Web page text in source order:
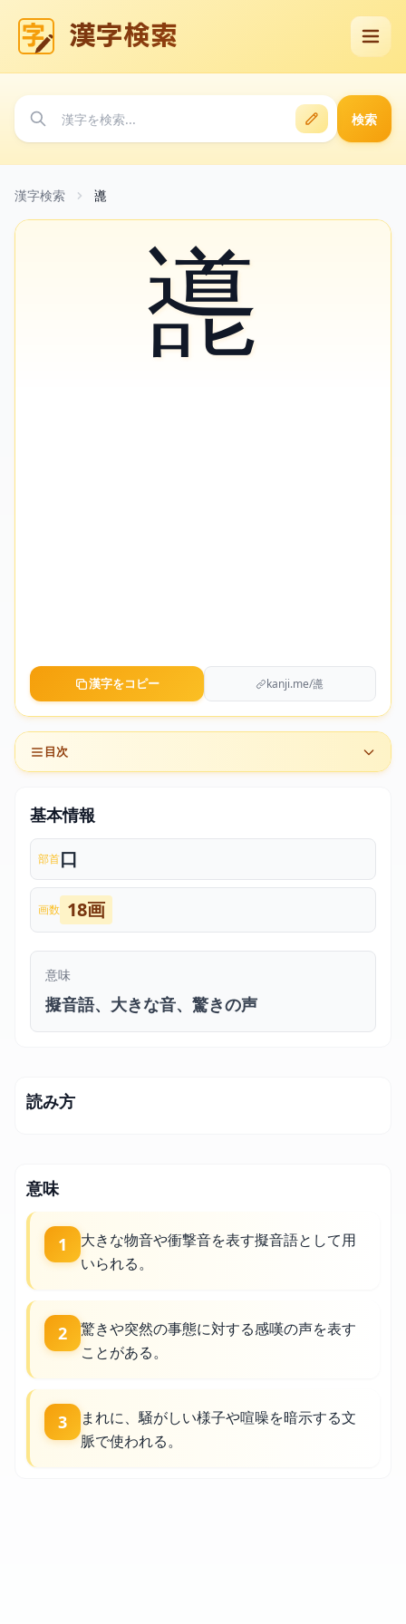
漢字検索
検索
漢字検索 㘏
㘏
漢字をコピー kanji.me/㘏
目次
基本情報
部首口
画数 18画
意味
擬音語、大きな音、驚きの声
読み方
意味
1
大きな物音や衝撃音を表す擬音語として用
いられる。
2
驚きや突然の事態に対する感嘆の声を表す
ことがある。
3
まれに、騒がしい様子や喧噪を暗示する文
脈で使われる。